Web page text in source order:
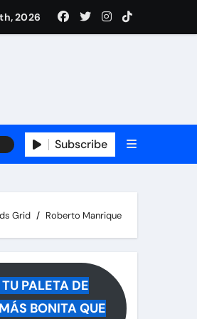
2026
Subscribe
Grid Roberto Manrique
PALETA DE
BONITA QUE